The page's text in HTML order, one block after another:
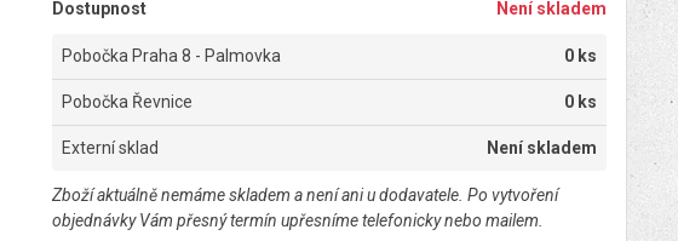
Dostupnost Není skladem
Pobočka Praha 8 - Palmovka 0 ks
Pobočka Řevnice 0 ks
Externí sklad Není skladem
Zboží aktuálně nemáme skladem a není ani u dodavatele. Po vytvoření
objednávky Vám přesný termín upřesníme telefonicky nebo mailem.